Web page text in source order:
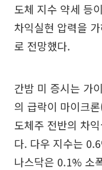
도체 지수 약세 등
차익실현 압력을
로 전망했다.
간밤 미 증시는 가
의 급락이 마이크
도체주 전반의 차
다. 다우 지수는
나스닥은 0.1% 소